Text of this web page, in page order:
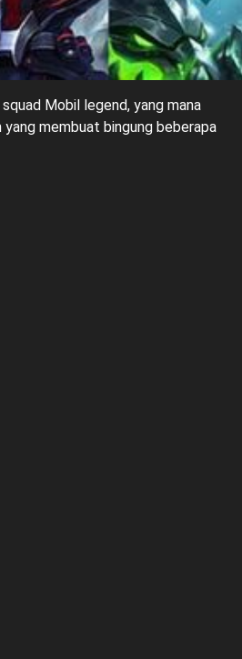
Mobil legend, yang mana
membuat bingung beberapa